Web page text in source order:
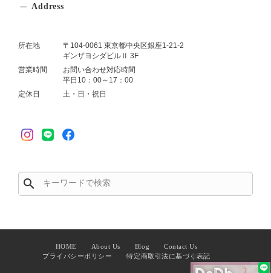
Address
所在地
〒104-0061 東京都中央区銀座1-21-2
ギンザヨシダビルⅡ 3F
営業時間
お問い合わせ対応時間
平日10：00～17：00
定休日
土・日・祝日
search
HOME About Us Blog
Contact Us
プライバシーポリシー
特定商取引法に基づく表記
✕